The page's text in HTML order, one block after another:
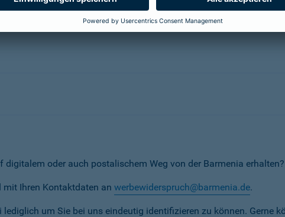
digitalem oder auch postalischem Weg von der Barmenia
mit Ihren Kontaktdaten an werbewiderspruch@barmenia.de.
um Sie bei uns eindeutig identifizieren zu können. Gerne